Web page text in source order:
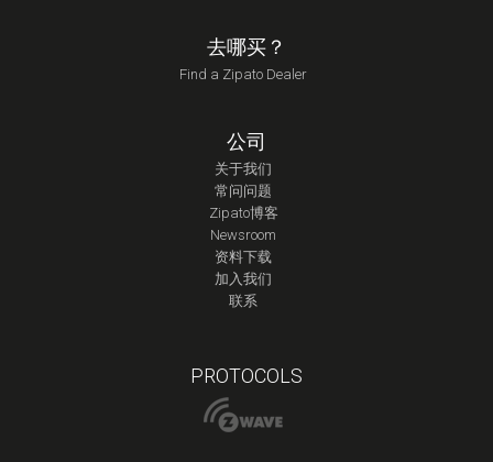
去哪买？
Find a Zipato Dealer
公司
关于我们
常问问题
Zipato博客
Newsroom
资料下载
加入我们
联系
PROTOCOLS